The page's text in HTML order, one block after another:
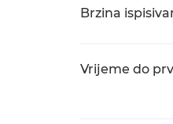
Brzina
Vrijeme do